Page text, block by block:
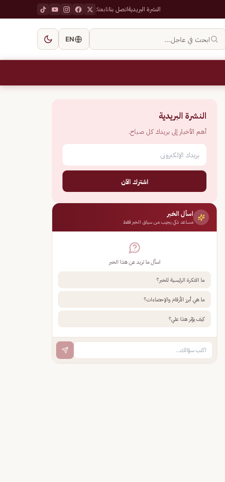
النشرة البريديةاتصل بناتابعنا:
ابحث في عاجل… EN
النشرة البريدية
أهم الأخبار إلى بريدك كل صباح.
اشترك الآن
اسأل الخبر
مساعد ذكي يجيب من سياق الخبر فقط
اسأل ما تريد عن هذا الخبر
ما الفكرة الرئيسية للخبر؟
ما هي أبرز الأرقام والإحصاءات؟
كيف يؤثر هذا علي؟